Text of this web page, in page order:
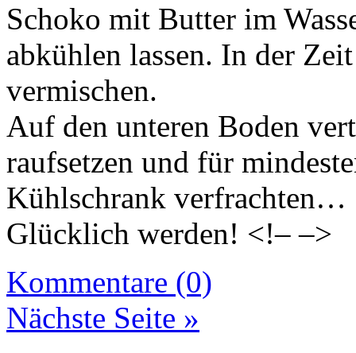
Schoko mit Butter im
abkühlen lassen. In der
vermischen.
Auf den unteren Boden
raufsetzen und für
Kühlschrank verfrachten…
Glücklich werden! <!– –>
Kommentare (0)
Nächste Seite »